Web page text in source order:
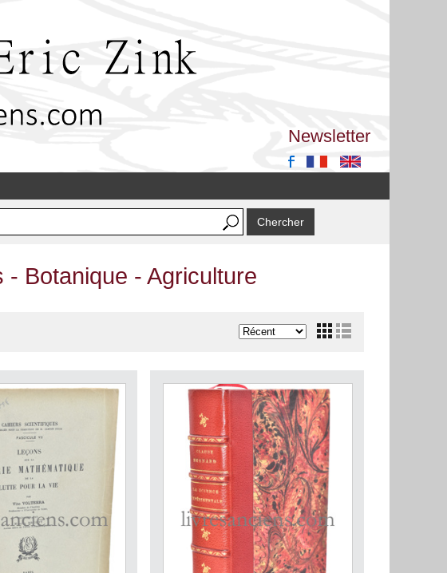
Newsletter
Botanique - Agriculture